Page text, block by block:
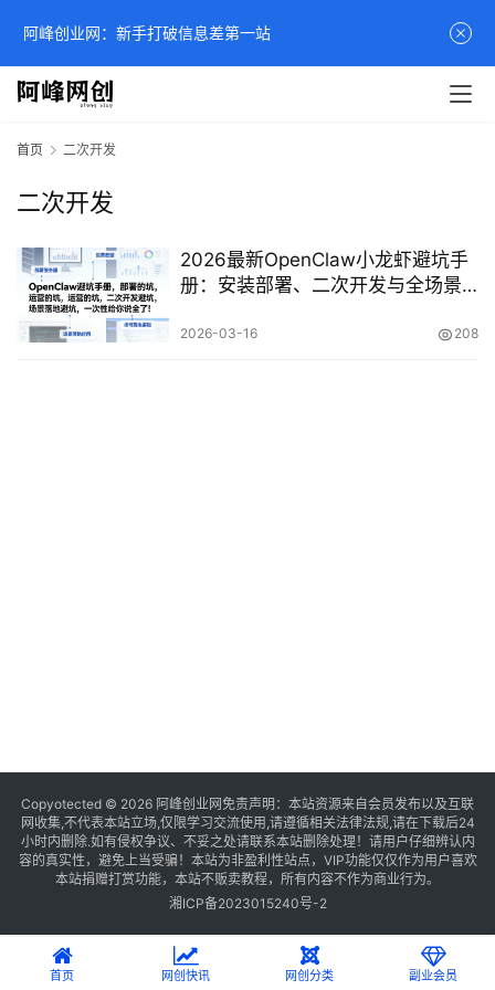
首页 二次开发
二次开发
2026最新OpenClaw小龙虾避坑手
册：安装部署、二次开发与全场景
2026-03-16 208
Copyotected © 2026 阿峰创业网 免责声明：本站资源来自会员发布以及互联
网收集,不代表本站立场,仅限学习交流使用,请遵循相关法律法规,请在下载后24
小时内删除.如有侵权争议、不妥之处请联系本站删除处理！请用户仔细辨认内
容的真实性，避免上当受骗！本站为非盈利性站点，VIP功能仅仅作为用户喜欢
本站捐赠打赏功能，本站不贩卖教程，所有内容不作为商业行为。
湘ICP备2023015240号-2
首页 网创快讯 网创分类 副业会员
阿峰创业网：新手打破信息差第一站